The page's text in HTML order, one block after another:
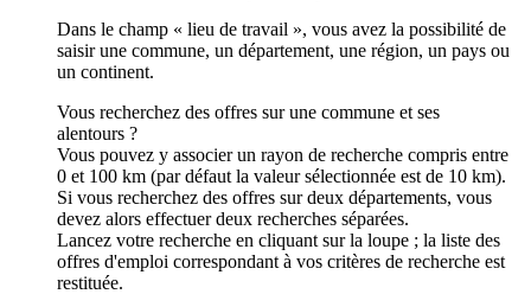
Dans le champ « lieu de travail », vous avez la possibilité de
saisir une commune, un département, une région, un pays ou
un continent.
Vous recherchez des offres sur une commune et ses
alentours ?
Vous pouvez y associer un rayon de recherche compris entre
0 et 100 km (par défaut la valeur sélectionnée est de 10 km).
Si vous recherchez des offres sur deux départements, vous
devez alors effectuer deux recherches séparées.
Lancez votre recherche en cliquant sur la loupe ; la liste des
offres d'emploi correspondant à vos critères de recherche est
restituée.